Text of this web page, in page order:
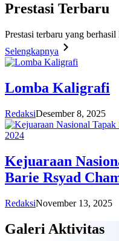
Prestasi Terbaru
Prestasi terbaru yang
Selengkapnya
Lomba Kaligrafi
RedaksiDesember 8, 2025
Kejuaraan
Barie Rsyad
RedaksiNovember 13, 2025
Galeri Aktivitas